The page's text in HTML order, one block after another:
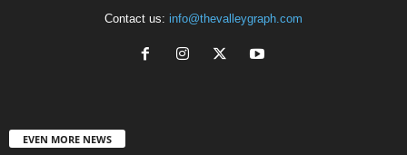
Contact us: info@thevalleygraph.com
EVEN MORE NEWS